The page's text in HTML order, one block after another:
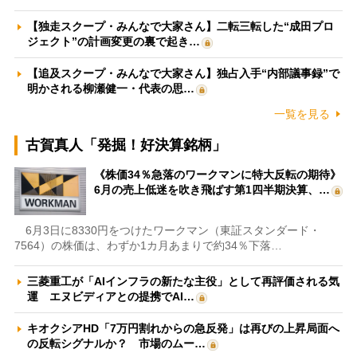
【独走スクープ・みんなで大家さん】二転三転した“成田プロ
ジェクト”の計画変更の裏で起き…
【追及スクープ・みんなで大家さん】独占入手“内部議事録”で
明かされる柳瀬健一・代表の思…
一覧を見る
古賀真人「発掘！好決算銘柄」
《株価34％急落のワークマンに特大反転の期待》
6月の売上低迷を吹き飛ばす第1四半期決算、…
6月3日に8330円をつけたワークマン（東証スタンダード・
7564）の株価は、わずか1カ月あまりで約34％下落…
三菱重工が「AIインフラの新たな主役」として再評価される気
運 エヌビディアとの提携でAI…
キオクシアHD「7万円割れからの急反発」は再びの上昇局面へ
の反転シグナルか？ 市場のムー…